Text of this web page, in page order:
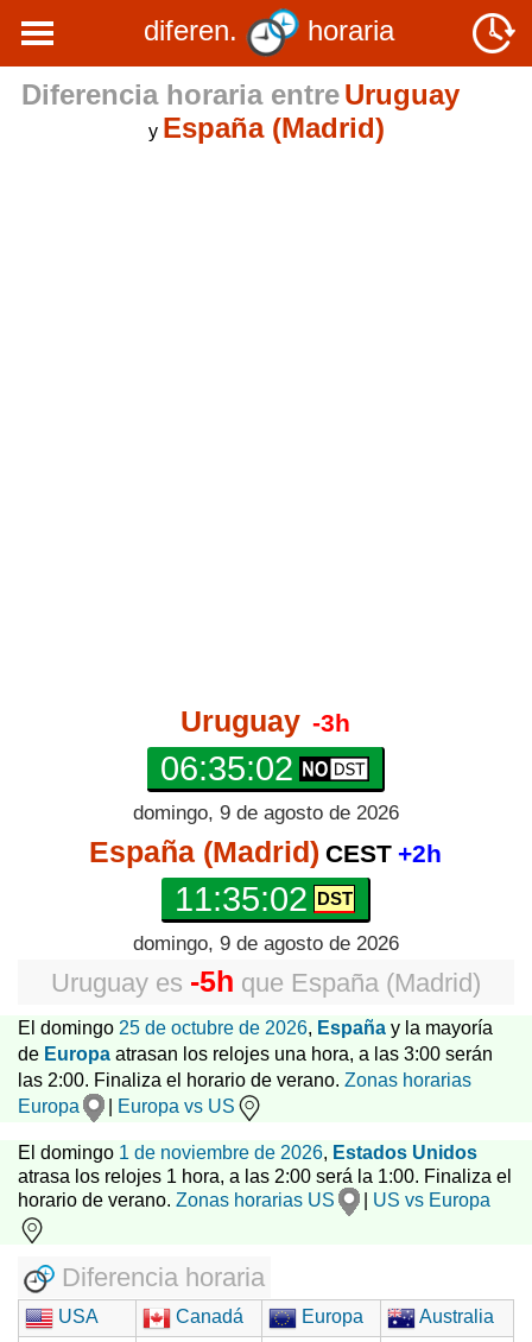
diferen.
horaria
Diferencia horaria entre Uruguay
y España (Madrid)
Uruguay -3h
06:35:02
domingo, 9 de agosto de 2026
España (Madrid) CEST +2h
11:35:02
domingo, 9 de agosto de 2026
Uruguay es -5h que España (Madrid)
El domingo 25 de octubre de 2026, España y la mayoría
de Europa atrasan los relojes una hora, a las 3:00 serán
las 2:00. Finaliza el horario de verano. Zonas horarias
Europa
Europa vs US
El domingo 1 de noviembre de 2026, Estados Unidos
atrasa los relojes 1 hora, a las 2:00 será la 1:00. Finaliza el
horario de verano. Zonas horarias US US vs Europa
Diferencia horaria
USA Canadá Europa
Australia